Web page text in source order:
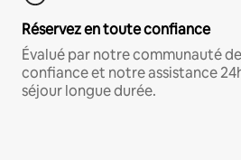
Réservez en toute confiance
Évalué par notre communauté
confiance et notre assistance
séjour longue durée.